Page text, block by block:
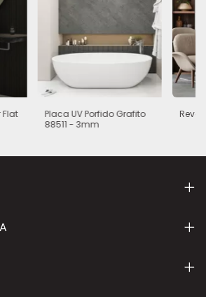
Flat
Placa UV Porfido Grafito
88511 - 3mm